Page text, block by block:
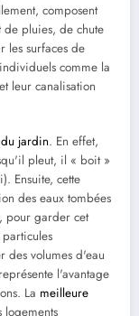
composent
de pluies, de chute
les surfaces de
comme la
leur canalisation
jardin. En effet,
pleut, il « boit »
Ensuite, cette
des eaux tombées
pour garder cet
des volumes d'eau
l'avantage
La meilleure
logements